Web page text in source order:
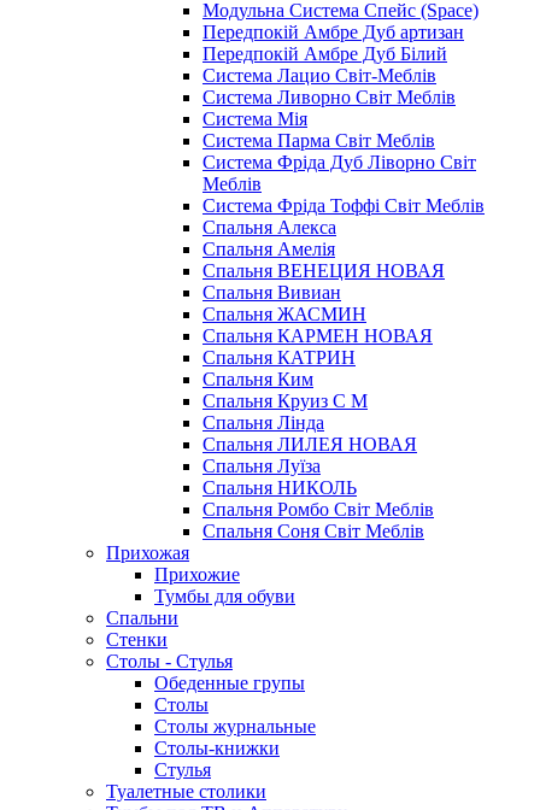
Модульна Cистема Спейс (Space)
Передпокій Амбре Дуб артизан
Передпокій Амбре Дуб Білий
Система Лацио Світ-Меблів
Система Ливорно Світ Меблів
Система Мія
Система Парма Свiт Меблiв
Система Фріда Дуб Ліворно Світ
Меблів
Система Фріда Тоффі Світ Меблів
Спальня Алекса
Спальня Амелія
Спальня ВЕНЕЦИЯ НОВАЯ
Спальня Вивиан
Спальня ЖАСМИН
Спальня КАРМЕН НОВАЯ
Спальня КАТРИН
Спальня Ким
Спальня Круиз С М
Спальня Лінда
Спальня ЛИЛЕЯ НОВАЯ
Спальня Луїза
Спальня НИКОЛЬ
Спальня Ромбо Світ Меблів
Спальня Соня Світ Меблів
Прихожая
Прихожие
Тумбы для обуви
Спальни
Стенки
Столы - Стулья
Обеденные групы
Столы
Столы журнальные
Столы-книжки
Стулья
Туалетные столики